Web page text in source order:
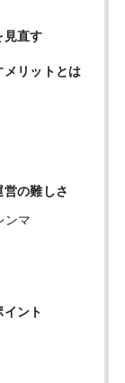
見直す
メリットとは
の難しさ
ンマ
ント